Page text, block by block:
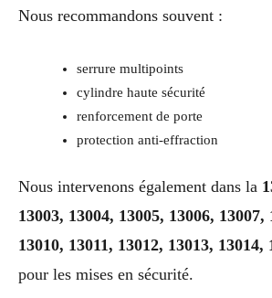
Nous recommandons souvent :
serrure multipoints
cylindre haute sécurité
renforcement de porte
protection anti-effraction
Nous intervenons également dans la
13003, 13004, 13005, 13006, 13007,
13010, 13011, 13012, 13013, 13014,
pour les mises en sécurité.